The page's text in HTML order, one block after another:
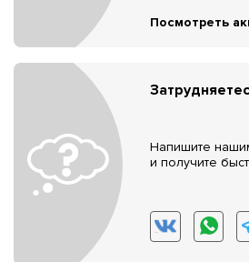
Посмотреть
Напишите
и получите